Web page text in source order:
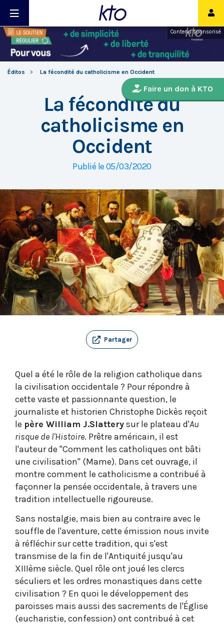
Contenu sponsorisé
Éditos La fécondité du catholicisme en Occident
Faire un don à KTO
La fécondité du
catholicisme en
Occident
Publié le 05/03/2020
Partager
Quel a été le rôle de la religion catholique dans
la civilisation occidentale ? Pour répondre à
cette vaste et passionnante question, le
journaliste et historien Christophe Dickès reçoit
le père William J.Slatterysur le plateau d'Au
risque de l'Histoire. Prêtre américain, il est
l'auteur de "Comment les catholiques ont bâti
une civilisation" (Mame). Dans cet ouvrage, il
montre comment le catholicisme a contribué à
façonner la pensée occidentale, à travers une
tradition intellectuelle rigoureuse.
Sans nostalgie, mais bien au contraire avec le
souffle de l'aventure, cette émission nous invite
à réfléchir sur cette tradition, qui s'est
transmise de la fin de l'Antiquité jusqu'au
XIIIème siècle. Quel rôle ont joué les clercs
séculiers et les ordres monastiques dans cette
civilisation ? En quoi le développement des
paroisses mais aussi des sacrements de l'Église
(eucharistie, confession) ont contribué à cet